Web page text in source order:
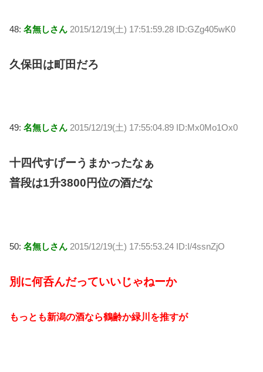
48: 名無しさん 2015/12/19(土) 17:51:59.28 ID:GZg405wK0
久保田は町田だろ
49: 名無しさん 2015/12/19(土) 17:55:04.89 ID:Mx0Mo1Ox0
十四代すげーうまかったなぁ
普段は1升3800円位の酒だな
50: 名無しさん 2015/12/19(土) 17:55:53.24 ID:I/4ssnZjO
別に何呑んだっていいじゃねーか
もっとも新潟の酒なら鶴齢か緑川を推すが